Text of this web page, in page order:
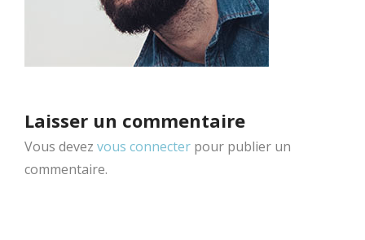
Laisser un commentaire
Vous devez vous connecter pour publier un
commentaire.